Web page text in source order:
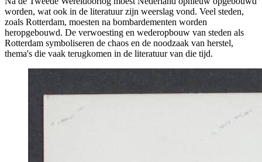
worden, wat ook in de literatuur zijn weerslag vond. Veel steden,
zoals Rotterdam, moesten na bombardementen worden
heropgebouwd. De verwoesting en wederopbouw van steden als
Rotterdam symboliseren de chaos en de noodzaak van herstel,
thema's die vaak terugkomen in de literatuur van die tijd.